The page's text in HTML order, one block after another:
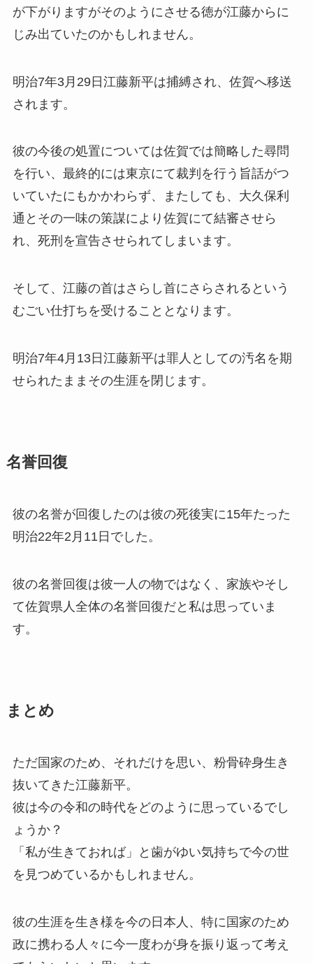
が下がりますがそのようにさせる徳が江藤からに
じみ出ていたのかもしれません。
明治7年3月29日江藤新平は捕縛され、佐賀へ移送
されます。
彼の今後の処置については佐賀では簡略した尋問
を行い、最終的には東京にて裁判を行う旨話がつ
いていたにもかかわらず、またしても、大久保利
通とその一味の策謀により佐賀にて結審させら
れ、死刑を宣告させられてしまいます。
そして、江藤の首はさらし首にさらされるという
むごい仕打ちを受けることとなります。
明治7年4月13日江藤新平は罪人としての汚名を期
せられたままその生涯を閉じます。
名誉回復
彼の名誉が回復したのは彼の死後実に15年たった
明治22年2月11日でした。
彼の名誉回復は彼一人の物ではなく、家族やそし
て佐賀県人全体の名誉回復だと私は思っていま
す。
まとめ
ただ国家のため、それだけを思い、粉骨砕身生き
抜いてきた江藤新平。
彼は今の令和の時代をどのように思っているでし
ょうか？
「私が生きておれば」と歯がゆい気持ちで今の世
を見つめているかもしれません。
彼の生涯を生き様を今の日本人、特に国家のため
政に携わる人々に今一度わが身を振り返って考え